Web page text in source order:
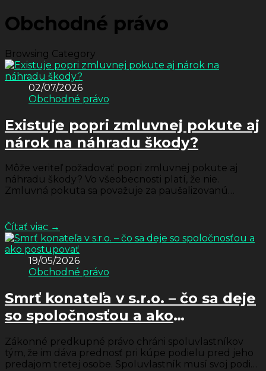
Obchodné právo
Browsing Category
02/07/2026
Obchodné právo
Existuje popri zmluvnej pokute aj
nárok na náhradu škody?
Môže veriteľ požadovať popri zmluvnej pokute aj
náhradu škody? Vo všeobecnosti platí, že nie.
Zmluvná pokuta sa považuje za paušalizovanú
Čítať viac →
19/05/2026
Obchodné právo
Smrť konateľa v s.r.o. – čo sa deje
so spoločnosťou a ako
postupovať
Zákonné predkupné právo chráni spoluvlastníkov
tým, že im dáva prednosť pri kúpe podielu pred jeho
predajom tretej osobe. Spoluvlastník musí svoj podiel